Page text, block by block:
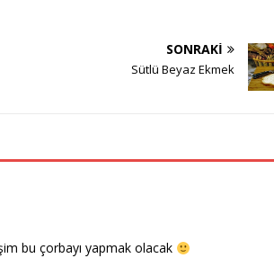
SONRAKI
Sütlü Beyaz Ekmek
bu çorbayı yapmak olacak